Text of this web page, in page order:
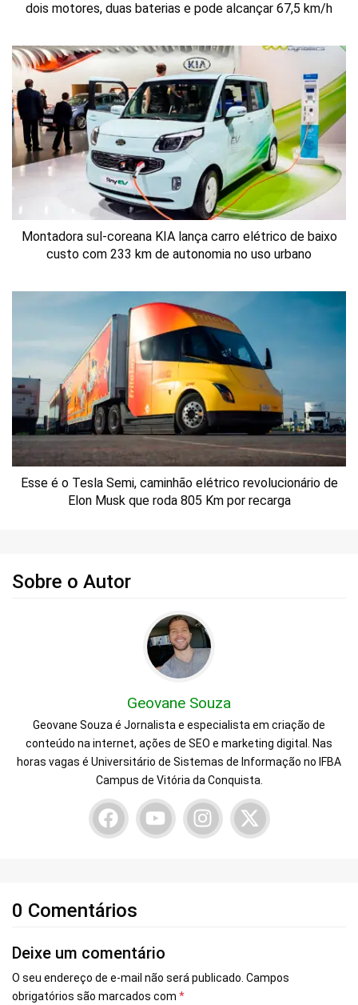
dois motores, duas baterias e pode alcançar 67,5 km/h
Montadora sul-coreana KIA lança carro elétrico de baixo
custo com 233 km de autonomia no uso urbano
Esse é o Tesla Semi, caminhão elétrico revolucionário de
Elon Musk que roda 805 Km por recarga
Sobre o Autor
Geovane Souza
Geovane Souza é Jornalista e especialista em criação de
conteúdo na internet, ações de SEO e marketing digital. Nas
horas vagas é Universitário de Sistemas de Informação no IFBA
Campus de Vitória da Conquista.
0 Comentários
Deixe um comentário
O seu endereço de e-mail não será publicado. Campos
obrigatórios são marcados com *